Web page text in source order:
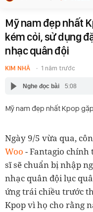
Mỹ nam đẹp nhất
kém cỏi, sử dụng
nhạc quân đội
KIM NHÃ 1 năm trước
Nghe đọc bài 5:08
Mỹ nam đẹp nhất Kpop
Ngày 9/5 vừa qua,
Woo - Fantagio chính
sĩ sẽ chuẩn bị nhập
nhạc quân đội lục
ứng trái chiều trước
Kpop vì họ cho rằng